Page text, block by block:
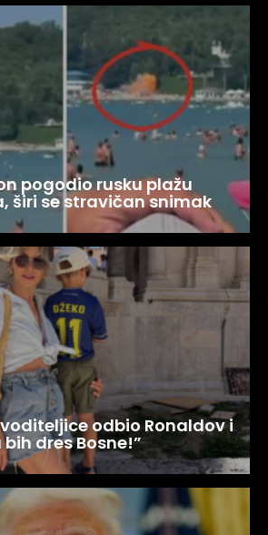
pogodio rusku plažu
širi se stravičan snimak
odbio Ronaldov i
bih dres Bosne!”